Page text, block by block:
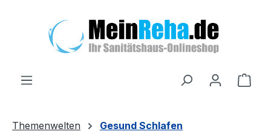
Themenwelten Gesund Schlafen